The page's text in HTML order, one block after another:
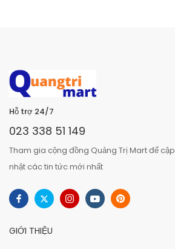
Hỗ trợ 24/7
023 338 51 149
Tham gia cộng đồng Quảng Trị Mart để cập
nhật các tin tức mới nhất
GIỚI THIỆU